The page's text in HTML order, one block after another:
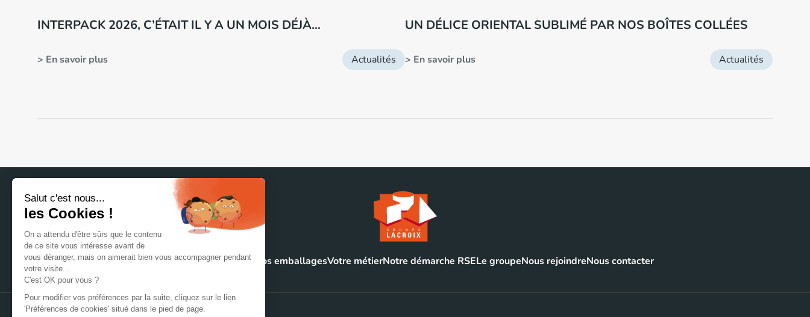
INTERPACK 2026, C’ÉTAIT IL Y A UN MOIS DÉJÀ…
> En savoir plus Actualités
UN DÉLICE ORIENTAL SUBLIMÉ PAR NOS BOÎTES COLLÉES
> En savoir plus Actualités
AccueilNos matériaux Nos emballagesVotre métierNotre démarche RSELe groupeNous rejoindreNous contacter